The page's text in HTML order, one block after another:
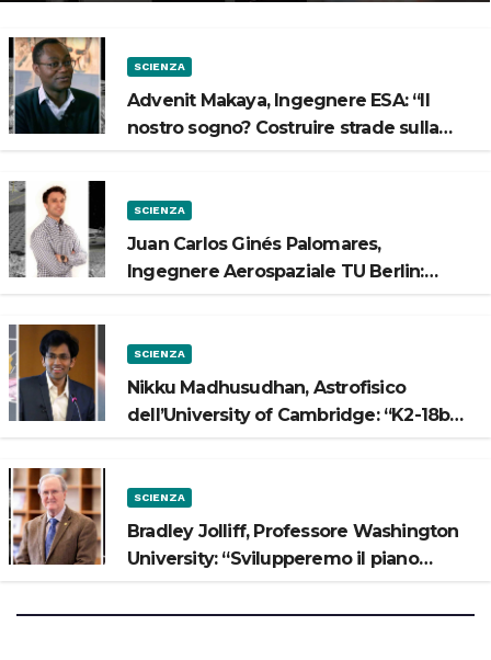
SCIENZA
Advenit Makaya, Ingegnere ESA: “Il
nostro sogno? Costruire strade sulla
SCIENZA
Juan Carlos Ginés Palomares,
Ingegnere Aerospaziale TU Berlin:
SCIENZA
Nikku Madhusudhan, Astrofisico
dell’University of Cambridge: “K2-18b
SCIENZA
Bradley Jolliff, Professore Washington
University: “Svilupperemo il piano